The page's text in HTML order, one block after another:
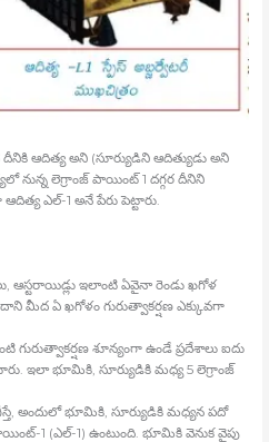
దీనికి ఆదిత్య అని (సూర్యుడిని ఆదిత్యుడు అని
నున్న లెగ్రాంజ్‍ పాయింట్‍ 1 దగ్గర దీనిని
ఎల్‍-1 అనే పేరు పెట్టారు.
ఆస్టరాయిడ్లు ఇలాంటి ఏవైనా రెండు ఖగోళ
మీద ఏ ఖగోళం గురుత్వాకర్షణ ఎక్కువగా
శూన్యంగా ఉండే ప్రదేశాలు ఐదు
ఇలా భూమికి, సూర్యుడికి మధ్య 5 లెగ్రాంజ్‍
అందులో భూమికి, సూర్యుడికి మధ్యన పదో
1 (ఎల్‍-1) ఉంటుంది. భూమికి వెనుక వైపు